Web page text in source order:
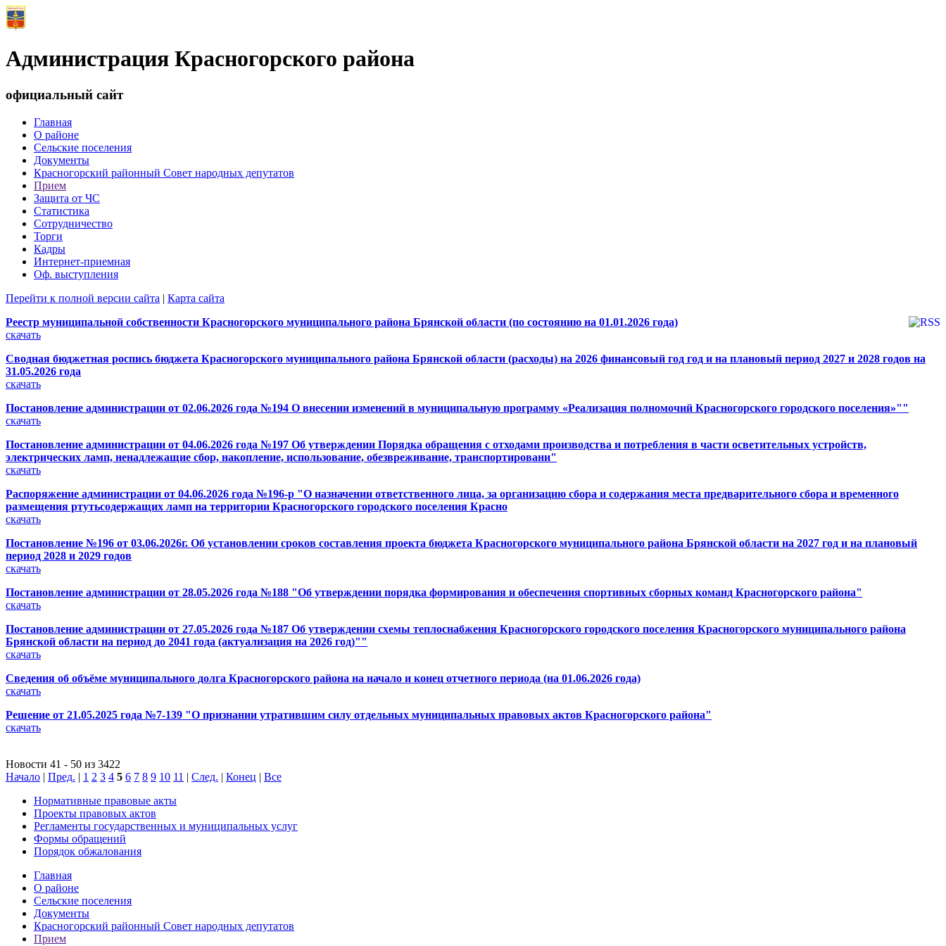
Администрация Красногорского района
официальный сайт
Главная
О районе
Сельские поселения
Документы
Красногорский районный Совет народных депутатов
Прием
Защита от ЧС
Статистика
Сотрудничество
Торги
Кадры
Интернет-приемная
Оф. выступления
Перейти к полной версии сайта | Карта сайта
Реестр муниципальной собственности Красногорского муниципального района Брянской области (по состоянию на 01.01.2026 года)
скачать
Сводная бюджетная роспись бюджета Красногорского муниципального района Брянской области (расходы) на 2026 финансовый год год и на плановый период 2027 и 2028 годов на
31.05.2026 года
скачать
Постановление администрации от 02.06.2026 года №194 О внесении изменений в муниципальную программу «Реализация полномочий Красногорского городского поселения»""
скачать
Постановление администрации от 04.06.2026 года №197 Об утверждении Порядка обращения с отходами производства и потребления в части осветительных устройств,
электрических ламп, ненадлежащие сбор, накопление, использование, обезвреживание, транспортировани"
скачать
Распоряжение администрации от 04.06.2026 года №196-р "О назначении ответственного лица, за организацию сбора и содержания места предварительного сбора и временного
размещения ртутьсодержащих ламп на территории Красногорского городского поселения Красно
скачать
Постановление №196 от 03.06.2026г. Об установлении сроков составления проекта бюджета Красногорского муниципального района Брянской области на 2027 год и на плановый
период 2028 и 2029 годов
скачать
Постановление администрации от 28.05.2026 года №188 "Об утверждении порядка формирования и обеспечения спортивных сборных команд Красногорского района"
скачать
Постановление администрации от 27.05.2026 года №187 Об утверждении схемы теплоснабжения Красногорского городского поселения Красногорского муниципального района
Брянской области на период до 2041 года (актуализация на 2026 год)""
скачать
Сведения об объёме муниципального долга Красногорского района на начало и конец отчетного периода (на 01.06.2026 года)
скачать
Решение от 21.05.2025 года №7-139 "О признании утратившим силу отдельных муниципальных правовых актов Красногорского района"
скачать
Новости 41 - 50 из 3422
Начало | Пред. | 1 2 3 4 5 6 7 8 9 10 11 | След. | Конец | Все
Нормативные правовые акты
Проекты правовых актов
Регламенты государственных и муниципальных услуг
Формы обращений
Порядок обжалования
Главная
О районе
Сельские поселения
Документы
Красногорский районный Совет народных депутатов
Прием